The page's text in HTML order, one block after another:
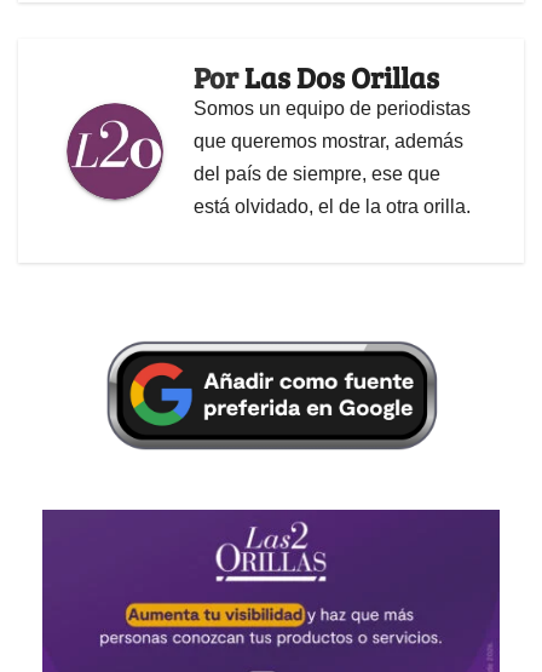
PorLas Dos Orillas
Somos un equipo de periodistas
que queremos mostrar, además
del país de siempre, ese que
está olvidado, el de la otra orilla.